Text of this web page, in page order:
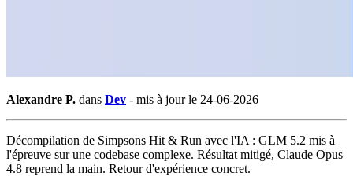
Alexandre P. dans Dev - mis à jour le 24-06-2026
Décompilation de Simpsons Hit & Run avec l'IA : GLM 5.2 mis à
l'épreuve sur une codebase complexe. Résultat mitigé, Claude Opus
4.8 reprend la main. Retour d'expérience concret.